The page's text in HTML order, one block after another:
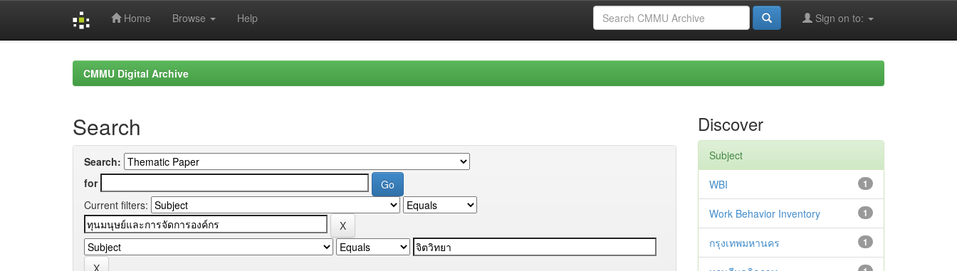
Home Browse Help Sign on to:
CMMU Digital Archive
Search
Search:
for
Current filters:
Discover
Subject
1
WBI
1
Work Behavior Inventory
1
กรุงเทพมหานคร